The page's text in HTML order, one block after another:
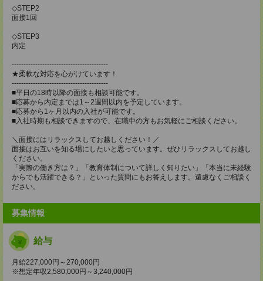
◇STEP2
面接1回
◇STEP3
内定
-----------------------------------------
★柔軟な対応を心がけています！
-----------------------------------------
■平日の18時以降の面接も相談可能です。
■応募から内定までは1～2週間以内を予定しています。
■応募から1ヶ月以内の入社が可能です。
■入社時期も相談できますので、在職中の方もお気軽にご相談ください。
＼面接にはリラックスしてお越しください！／
面接はお互いを知る場にしたいと思っています。ぜひリラックスしてお越し
ください。
「実際の働き方は？」「教育体制について詳しく知りたい」「本当に未経験
からでも活躍できる？」といった質問にもお答えします。遠慮なくご相談く
ださい。
募集情報
給与
月給227,000円～270,000円
※想定年収2,580,000円～3,240,000円